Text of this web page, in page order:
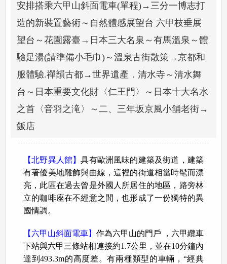
安排搭乘六甲山斜面電車(單程)→三分一博志打
造的新裝置藝術～自然體感展望台 六甲枝垂展
望台～花園露臺→日本三大名泉～有馬溫泉～體
驗足湯(請準備小毛巾)～溫泉古街散策→京都和
服體驗.禪韻古都→世界遺產．清水寺～清水舞
台～日本重要文化財〈仁王門〉～日本十大名水
之首〈音羽之滝〉～二、三年坂京風小舖老街→
飯店
【北野異人館】具有歐洲風味的建築及街道，建築
有著優美地雕飾與曲線，這裡的街道相當時髦而漂
亮，此區在過去曾是外國人所居住的地區，路旁林
立的咖啡座在不經意之間，也形成了一份獨特的異
國情調。
【六甲山斜面電車】 作為六甲山的門戶 ，六甲纜車
下站與六甲三條站相連接約1.7公里，並在10分鐘內
達到493.3m的高度差。有兩種類型的車輛，“經典